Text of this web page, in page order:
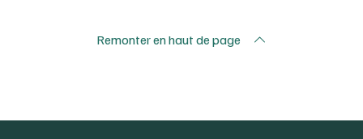
Remonter en haut de page